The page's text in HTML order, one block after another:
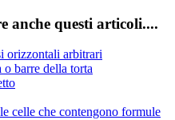
anche questi articoli....
orizzontali arbitrari
barre della torta
celle che contengono formule